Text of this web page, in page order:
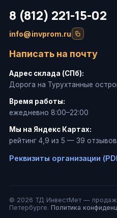
8 (812) 221-15-02
info@invprom.ru
Написать на почту
Адрес склада (СПб):
Дорога на Турухтанные
Время работы:
ежедневно 8:00–22:00
Мы на Яндекс Картах:
рейтинг 4,9 из 5 — 39 отзывов
Реквизиты организации
© 2026 ТД ИнвестМет —
Петербурге. Политика